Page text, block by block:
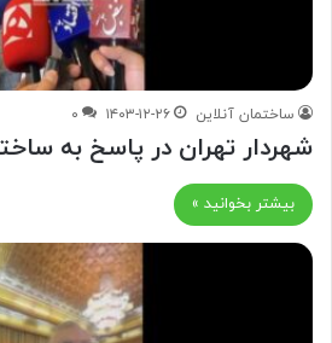
ساختمان آنلاین ۱۴۰۳-۱۲-۲۶ ۰
شهردار تهران در پاسخ به
بیشتر بخوانید »